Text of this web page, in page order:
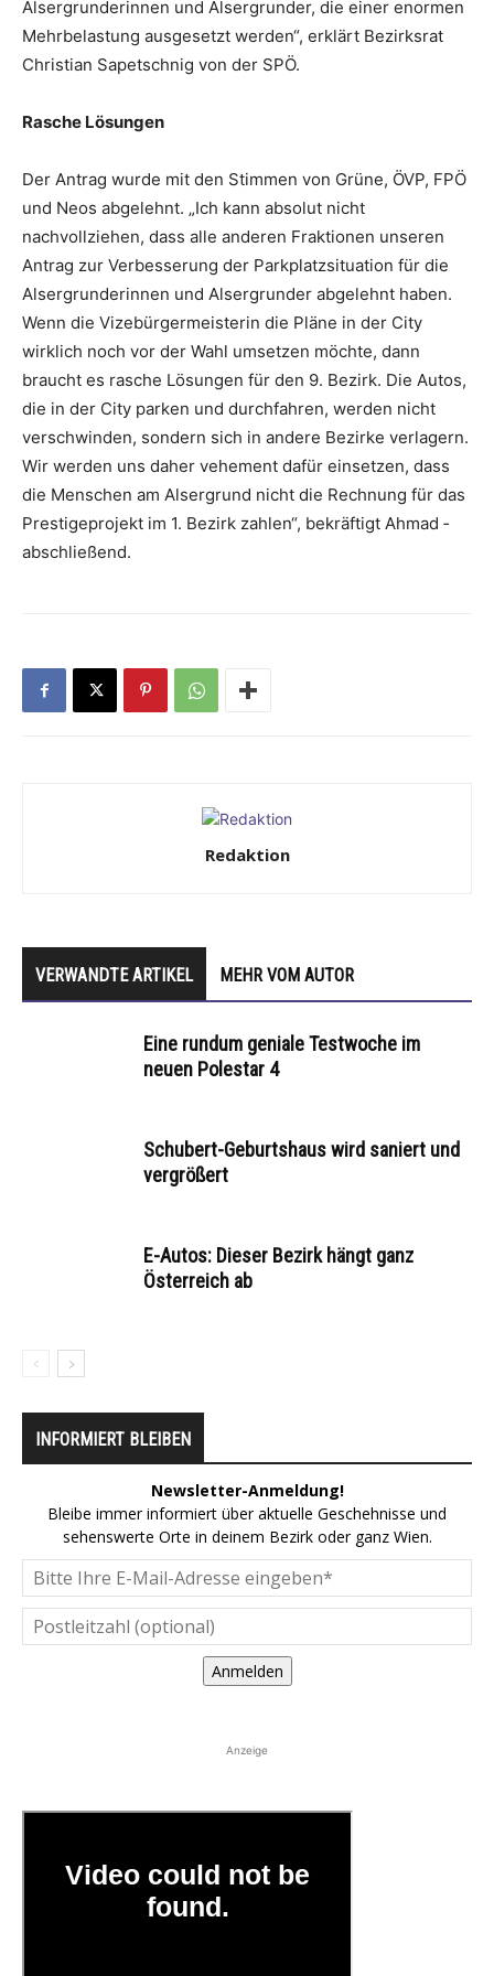
Alsergrunderinnen und Alsergrunder, die einer enormen
Mehrbelastung ausgesetzt werden“, erklärt Bezirksrat
Christian Sapetschnig von der SPÖ.
Rasche Lösungen
Der Antrag wurde mit den Stimmen von Grüne, ÖVP, FPÖ
und Neos abgelehnt. „Ich kann absolut nicht
nachvollziehen, dass alle anderen Fraktionen unseren
Antrag zur Verbesserung der Parkplatz­situation für die
Alsergrunderinnen und Alsergrunder abgelehnt haben.
Wenn die Vizebürgermeisterin die Pläne in der City
wirklich noch vor der Wahl umsetzen möchte, dann
braucht es rasche Lösungen für den 9. Bezirk. Die Autos,
die in der City parken und durchfahren, werden nicht
verschwinden, sondern sich in andere Bezirke verlagern.
Wir werden uns daher vehement dafür einsetzen, dass
die Menschen am ­Alsergrund nicht die Rechnung für das
Prestigeprojekt im 1. Bezirk zahlen“, ­bekräftigt Ahmad ­
abschließend.
Redaktion
VERWANDTE ARTIKEL MEHR VOM AUTOR
Eine rundum geniale Testwoche im
neuen Polestar 4
Schubert-Geburtshaus wird saniert und
vergrößert
E-Autos: Dieser Bezirk hängt ganz
Österreich ab
INFORMIERT BLEIBEN
Newsletter-Anmeldung!
Bleibe immer informiert über aktuelle Geschehnisse und
sehenswerte Orte in deinem Bezirk oder ganz Wien.
Anmelden
Anzeige